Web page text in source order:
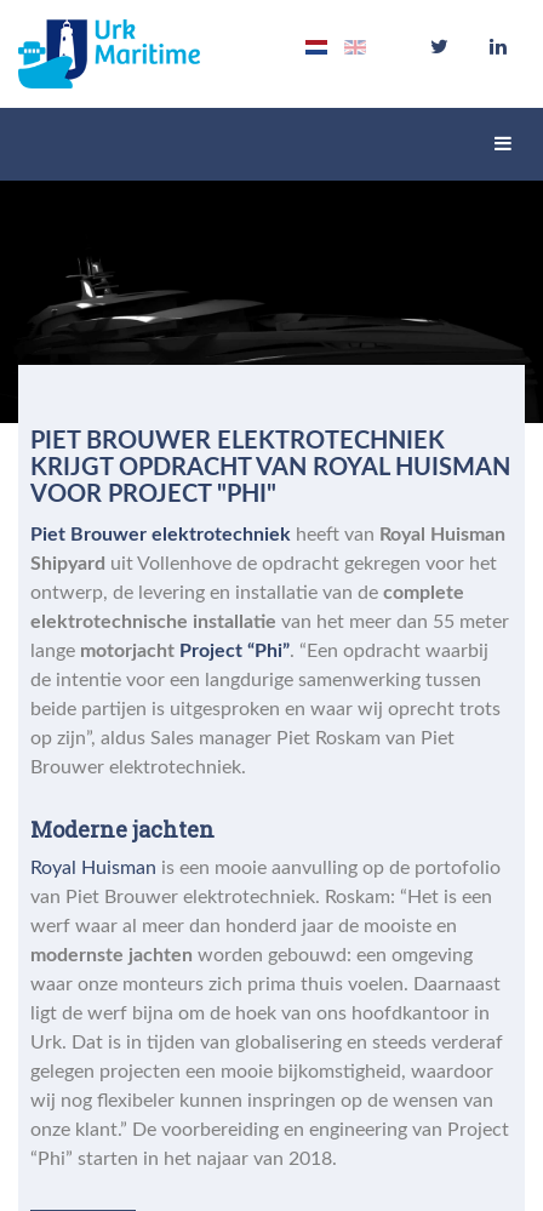
PIET BROUWER ELEKTROTECHNIEK
KRIJGT OPDRACHT VAN ROYAL HUISMAN
VOOR PROJECT "PHI"
Piet Brouwer elektrotechniek heeft van Royal Huisman
Shipyard uit Vollenhove de opdracht gekregen voor het
ontwerp, de levering en installatie van de complete
elektrotechnische installatie van het meer dan 55 meter
lange motorjacht Project “Phi”. “Een opdracht waarbij
de intentie voor een langdurige samenwerking tussen
beide partijen is uitgesproken en waar wij oprecht trots
op zijn”, aldus Sales manager Piet Roskam van Piet
Brouwer elektrotechniek.
Moderne jachten
Royal Huisman is een mooie aanvulling op de portofolio
van Piet Brouwer elektrotechniek. Roskam: “Het is een
werf waar al meer dan honderd jaar de mooiste en
modernste jachten worden gebouwd: een omgeving
waar onze monteurs zich prima thuis voelen. Daarnaast
ligt de werf bijna om de hoek van ons hoofdkantoor in
Urk. Dat is in tijden van globalisering en steeds verderaf
gelegen projecten een mooie bijkomstigheid, waardoor
wij nog flexibeler kunnen inspringen op de wensen van
onze klant.” De voorbereiding en engineering van Project
“Phi” starten in het najaar van 2018.